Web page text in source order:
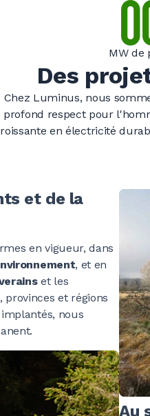
0
0
0
0
0
0
MW de
Des
Chez Luminus, nous
profond respect pour
en électricité
et de la
en vigueur, dans
, et en
et les
provinces et régions
nous
Au